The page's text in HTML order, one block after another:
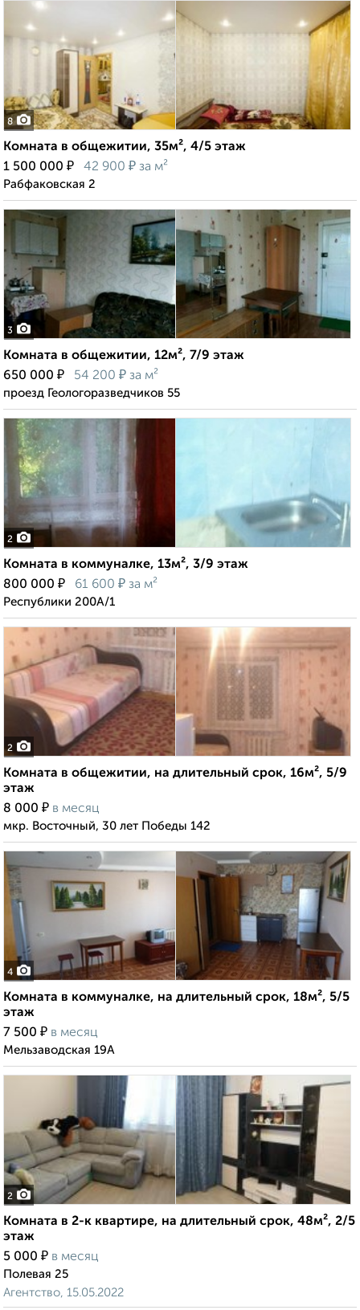
8
Комната в общежитии, 35м², 4/5 этаж
1 500 000 ₽ 42 900 ₽ за м²
Рабфаковская 2
3
Комната в общежитии, 12м², 7/9 этаж
650 000 ₽ 54 200 ₽ за м²
проезд Геологоразведчиков 55
2
Комната в коммуналке, 13м², 3/9 этаж
800 000 ₽ 61 600 ₽ за м²
Республики 200А/1
2
Комната в общежитии, на длительный срок, 16м², 5/9
этаж
8 000 ₽ в месяц
мкр. Восточный, 30 лет Победы 142
4
Комната в коммуналке, на длительный срок, 18м², 5/5
этаж
7 500 ₽ в месяц
Мельзаводская 19А
2
Комната в 2-к квартире, на длительный срок, 48м², 2/5
этаж
5 000 ₽ в месяц
Полевая 25
Агентство, 15.05.2022